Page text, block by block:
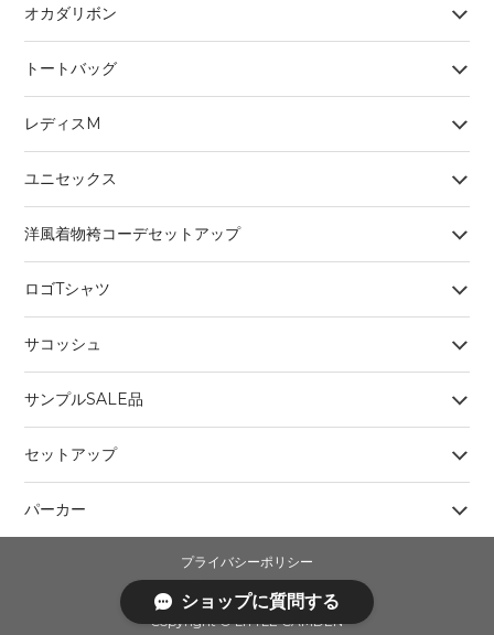
オカダリボン
トートバッグ
レディスM
ユニセックス
洋風着物袴コーデセットアップ
ロゴTシャツ
サコッシュ
サンプルSALE品
セットアップ
パーカー
プライバシーポリシー
Copyright ©︎ LITTLE CAMDEN
ショップに質問する